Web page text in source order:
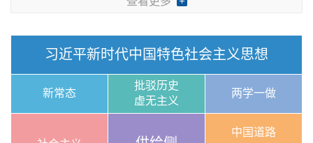
习近平新时代中国特色社会主义思想
新常态
批驳历史
虚无主义
两学一做
中国道路